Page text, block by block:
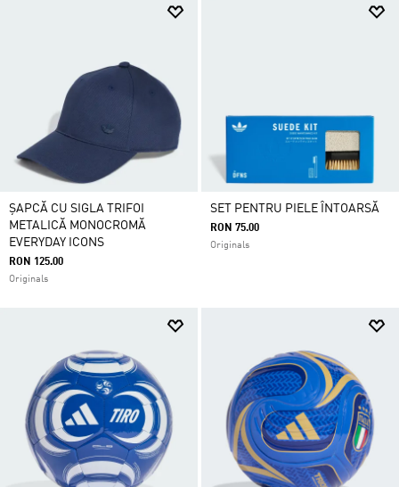
ȘAPCĂ CU SIGLA TRIFOI
METALICĂ MONOCROMĂ
EVERYDAY ICONS
RON 125.00
Originals
SET PENTRU PIELE ÎNTOARSĂ
RON 75.00
Originals